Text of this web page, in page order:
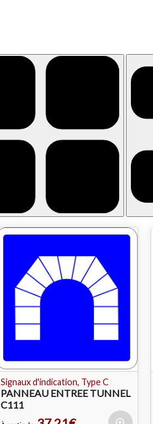
Signaux d'indication, Type C
PANNEAU ENTREE TUNNEL
C111